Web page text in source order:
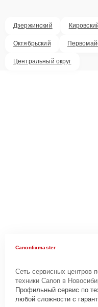
Дзержинский
Октябрьский
Центральный округ
Canonfixmaster
Сеть сервисных центров
техники Canon в
Профильный сервис по
любой сложности с